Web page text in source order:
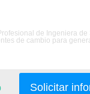
de Ingeniera de
de cambio para
Solicitar